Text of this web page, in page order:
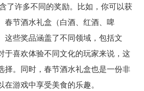
了许多不同的奖励。比如，你可以获
春节酒水礼盒（白酒、红酒、啤
这些奖品涵盖了不同领域，包括文
于喜欢体验不同文化的玩家来说，这
择。同时，春节酒水礼盒也是一份非
游戏中享受美食的乐趣。